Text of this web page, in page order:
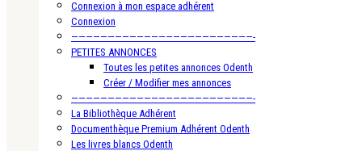
Connexion à mon espace adhérent
Connexion
—————————————————————————-
PETITES ANNONCES
Toutes les petites annonces Odenth
Créer / Modifier mes annonces
—————————————————————————-
La Bibliothèque Adhérent
Documenthèque Premium Adhérent Odenth
Les livres blancs Odenth